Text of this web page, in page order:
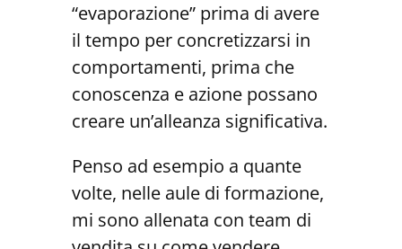
“evaporazione” prima di avere
il tempo per concretizzarsi in
comportamenti, prima che
conoscenza e azione possano
creare un’alleanza significativa.
Penso ad esempio a quante
volte, nelle aule di formazione,
mi sono allenata con team di